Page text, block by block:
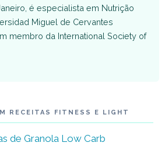
é especialista em Nutrição
Miguel de Cervantes
membro da International Society of
RECEITAS FITNESS E LIGHT
de Granola Low Carb